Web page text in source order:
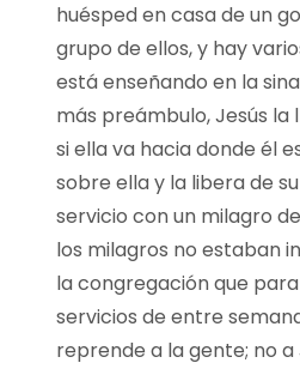
huésped en casa de un
grupo de ellos, y hay
está enseñando en la
más preámbulo, Jesús la
si ella va hacia donde él
sobre ella y la libera de
servicio con un milagro
los milagros no estaban
la congregación que
servicios de entre
reprende a la gente; no